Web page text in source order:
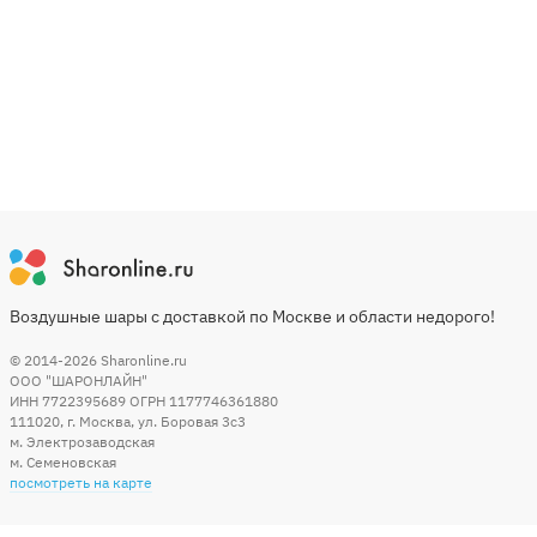
Воздушные шары с доставкой по Москве и области недорого!
© 2014-2026 Sharonline.ru
ООО "ШАРОНЛАЙН"
ИНН 7722395689 ОГРН 1177746361880
111020, г. Москва, ул. Боровая 3c3
м. Электрозаводская
м. Семеновская
посмотреть на карте